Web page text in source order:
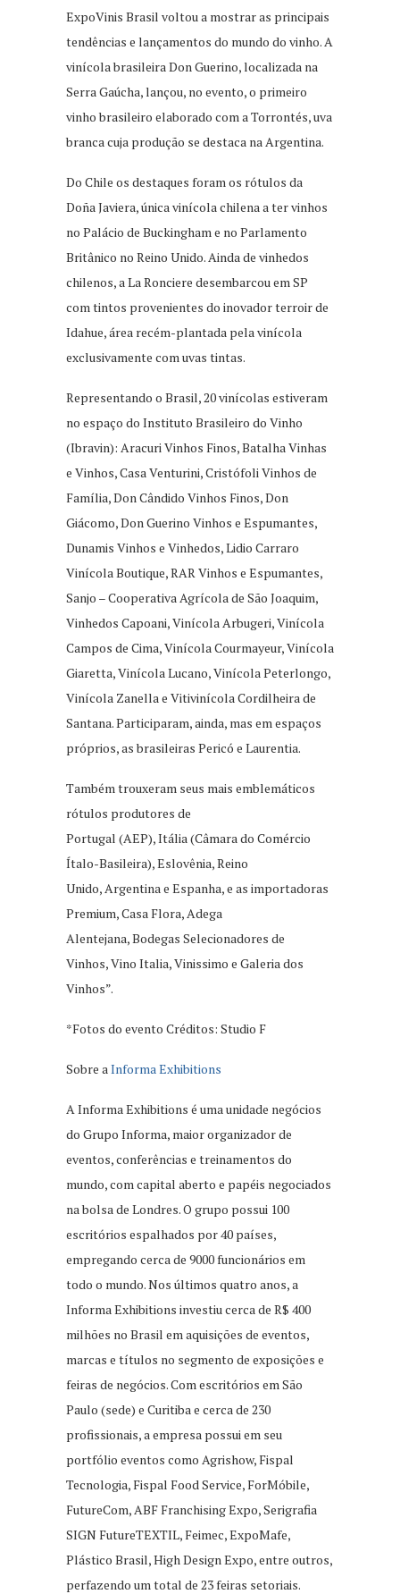
ExpoVinis Brasil voltou a mostrar as principais
tendências e lançamentos do mundo do vinho. A
vinícola brasileira Don Guerino, localizada na
Serra Gaúcha, lançou, no evento, o primeiro
vinho brasileiro elaborado com a Torrontés, uva
branca cuja produção se destaca na Argentina.
Do Chile os destaques foram os rótulos da
Doña Javiera, única vinícola chilena a ter vinhos
no Palácio de Buckingham e no Parlamento
Britânico no Reino Unido. Ainda de vinhedos
chilenos, a La Ronciere desembarcou em SP
com tintos provenientes do inovador terroir de
Idahue, área recém-plantada pela vinícola
exclusivamente com uvas tintas.
Representando o Brasil, 20 vinícolas estiveram
no espaço do Instituto Brasileiro do Vinho
(Ibravin): Aracuri Vinhos Finos, Batalha Vinhas
e Vinhos, Casa Venturini, Cristófoli Vinhos de
Família, Don Cândido Vinhos Finos, Don
Giácomo, Don Guerino Vinhos e Espumantes,
Dunamis Vinhos e Vinhedos, Lidio Carraro
Vinícola Boutique, RAR Vinhos e Espumantes,
Sanjo – Cooperativa Agrícola de São Joaquim,
Vinhedos Capoani, Vinícola Arbugeri, Vinícola
Campos de Cima, Vinícola Courmayeur, Vinícola
Giaretta, Vinícola Lucano, Vinícola Peterlongo,
Vinícola Zanella e Vitivinícola Cordilheira de
Santana. Participaram, ainda, mas em espaços
próprios, as brasileiras Pericó e Laurentia.
Também trouxeram seus mais emblemáticos
rótulos produtores de
Portugal (AEP), Itália (Câmara do Comércio
Ítalo-Basileira), Eslovênia, Reino
Unido, Argentina e Espanha, e as importadoras
Premium, Casa Flora, Adega
Alentejana, Bodegas Selecionadores de
Vinhos, Vino Italia, Vinissimo e Galeria dos
Vinhos”.
*Fotos do evento Créditos: Studio F
Sobre aInforma Exhibitions
A Informa Exhibitions é uma unidade negócios
do Grupo Informa, maior organizador de
eventos, conferências e treinamentos do
mundo, com capital aberto e papéis negociados
na bolsa de Londres. O grupo possui 100
escritórios espalhados por 40 países,
empregando cerca de 9000 funcionários em
todo o mundo. Nos últimos quatro anos, a
Informa Exhibitions investiu cerca de R$ 400
milhões no Brasil em aquisições de eventos,
marcas e títulos no segmento de exposições e
feiras de negócios. Com escritórios em São
Paulo (sede) e Curitiba e cerca de 230
profissionais, a empresa possui em seu
portfólio eventos como Agrishow, Fispal
Tecnologia, Fispal Food Service, ForMóbile,
FutureCom, ABF Franchising Expo, Serigrafia
SIGN FutureTEXTIL, Feimec, ExpoMafe,
Plástico Brasil, High Design Expo, entre outros,
perfazendo um total de 23 feiras setoriais.